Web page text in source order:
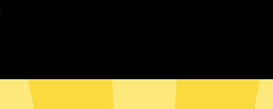
蓝灯加速器安卓版下载